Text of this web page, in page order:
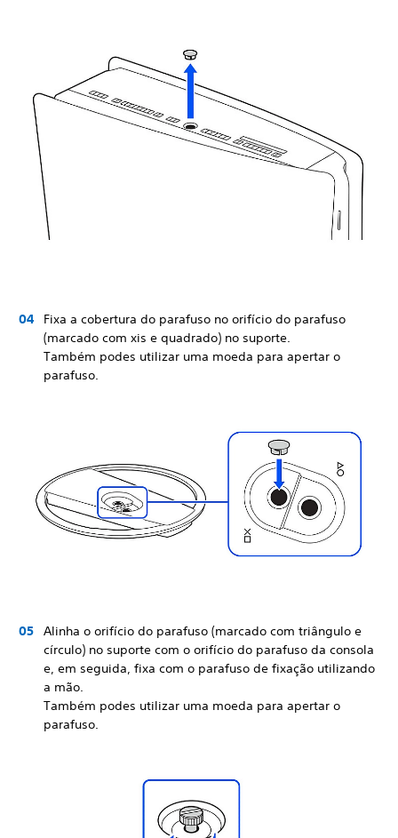
Fixa a cobertura do parafuso no orifício do parafuso
(marcado com xis e quadrado) no suporte.
Também podes utilizar uma moeda para apertar o
parafuso.
Alinha o orifício do parafuso (marcado com triângulo e
círculo) no suporte com o orifício do parafuso da consola
e, em seguida, fixa com o parafuso de fixação utilizando
a mão.
Também podes utilizar uma moeda para apertar o
parafuso.